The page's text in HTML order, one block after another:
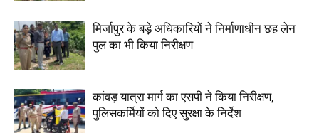
मिर्जापुर के बड़े अधिकारियों ने निर्माणाधीन छह लेन
पुल का भी किया निरीक्षण
कांवड़ यात्रा मार्ग का एसपी ने किया निरीक्षण,
पुलिसकर्मियों को दिए सुरक्षा के निर्देश